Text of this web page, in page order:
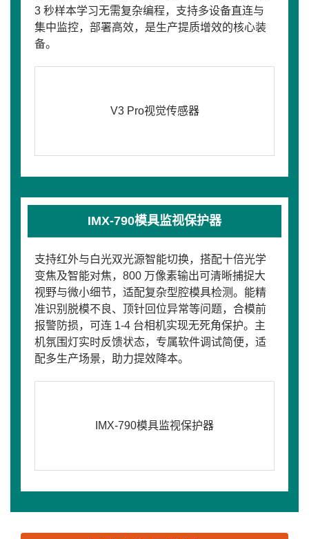
3 秒样本学习无需复杂编程，支持多设备直连与
集中监控，部署高效，是生产提质增效的核心装
备。
V3 Pro视觉传感器
IMX-790模具监视保护器
支持红外与白光双光源智能切换，搭配十倍光学
变焦及智能对焦，800 万像素输出可清晰捕捉大
视野与微小细节，适配复杂型腔模具检测。能精
准识别脱模不良、顶针回位异常等问题，合模前
报警防损，可连 1-4 台相机实现无死角保护。主
机氛围灯实时反馈状态，专属软件调试简便，适
配多生产场景，助力提效降本。
IMX-790模具监视保护器